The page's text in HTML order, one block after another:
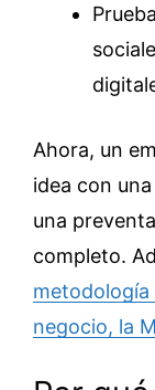
Ahora, un
idea con una
una
completo.
metodología
negocio, la